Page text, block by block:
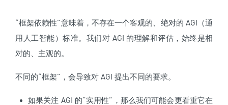
“框架依赖性”意味着，不存在一个客观的、绝对的 AGI（通
用人工智能）标准。我们对 AGI 的理解和评估，始终是相
对的、主观的。
不同的“框架”，会导致对 AGI 提出不同的要求。
如果关注 AGI 的“实用性”，那么我们可能会更看重它在